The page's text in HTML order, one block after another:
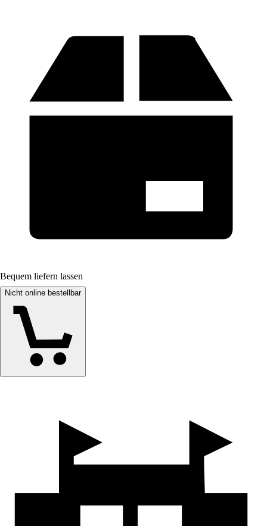
Bequem liefern lassen
Nicht online bestellbar